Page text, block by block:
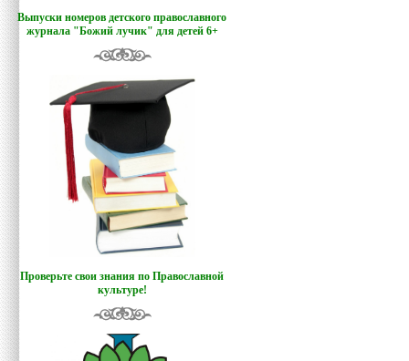
Выпуски номеров детского православного
журнала "Божий лучик" для детей 6+
Проверьте свои знания по Православной
культуре!